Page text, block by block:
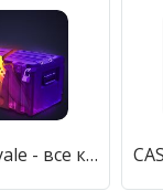
Case Royale - все кейсы кс го